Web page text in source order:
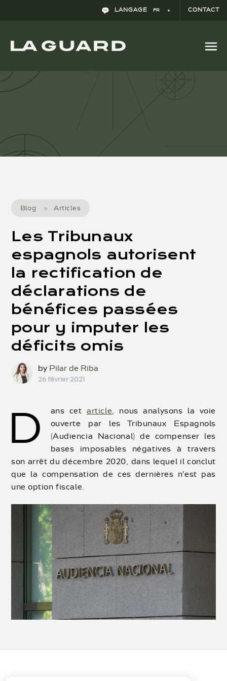
LANGAGE FR CONTACT
Les Tribunaux espagnols autorisent la
Blog Articles
Les Tribunaux
espagnols autorisent
la rectification de
déclarations de
bénéfices passées
pour y imputer les
déficits omis
by Pilar de Riba
26 février 2021
D ans cetarticle, nous analysons la voie
ouverte par les Tribunaux Espagnols
(Audiencia Nacional) de compenser les
bases imposables négatives à travers
son arrêt du décembre 2020, dans lequel il conclut
que la compensation de ces dernières n'est pas
une option fiscale.